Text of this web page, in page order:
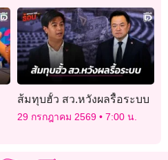
ส้มทุบฮั้ว สว.หวังผลรื้อระบบ
29 กรกฎาคม 2569 7:00 น.